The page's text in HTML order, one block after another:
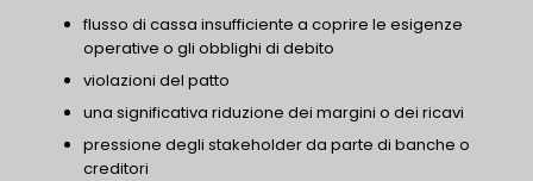
flusso di cassa insufficiente a coprire le esigenze
operative o gli obblighi di debito
violazioni del patto
una significativa riduzione dei margini o dei ricavi
pressione degli stakeholder da parte di banche o
creditori